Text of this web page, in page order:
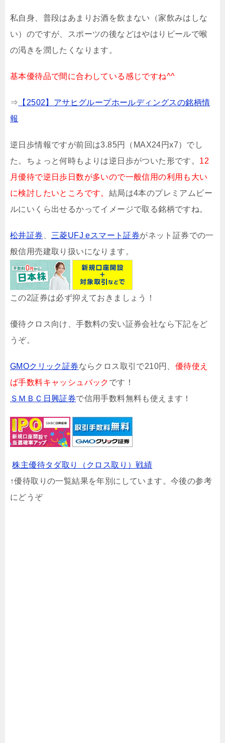
私自身、普段はあまりお酒を飲まない（家飲みはしな
い）のですが、スポーツの後などはやはりビールで喉
の渇きを潤したくなります。
基本優待品で間に合わしている感じですね^^
⇒ 【2502】アサヒグループホールディングスの銘柄情
報
逆日歩情報ですが前回は3.85円（MAX24円x7）でし
た。ちょっと何時もよりは逆日歩がついた形です。 12
月優待で逆日歩日数が多いので一般信用の利用も大い
に検討したいところです。 結局は4本のプレミアムビー
ルにいくら出せるかってイメージで取る銘柄ですね。
松井証券 三菱UFJ eスマート証券がネット証券での一
般信用売建取り扱いになります。
この2証券は必ず抑えておきましょう！
優待クロス向け、手数料の安い証券会社なら下記をど
うぞ。
GMOクリック証券ならクロス取引で210円、 優待使え
ば手数料キャッシュバック です！
ＳＭＢＣ日興証券で信用手数料無料も使えます！
株主優待タダ取り（クロス取り）戦績
↑優待取りの一覧結果を年別にしています。今後の参考
にどうぞ